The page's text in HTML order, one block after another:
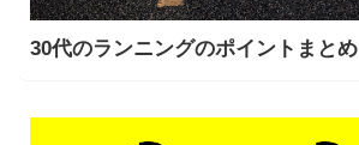
30代のランニングのポイントまとめ